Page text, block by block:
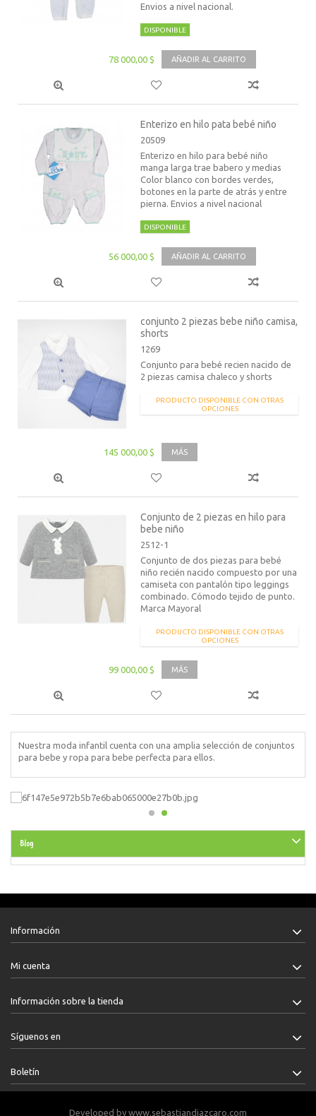
Envios a nivel nacional.
DISPONIBLE
78 000,00 $ AÑADIR AL CARRITO
Enterizo en hilo pata bebé niño
20509
Enterizo en hilo para bebé niño
manga larga trae babero y medias
Color blanco con bordes verdes,
botones en la parte de atrás y entre
pierna. Envios a nivel nacional
DISPONIBLE
56 000,00 $ AÑADIR AL CARRITO
conjunto 2 piezas bebe niño camisa,
shorts
1269
Conjunto para bebé recien nacido de
2 piezas camisa chaleco y shorts
PRODUCTO DISPONIBLE CON OTRAS
OPCIONES
145 000,00 $ MÁS
Conjunto de 2 piezas en hilo para
bebe niño
2512-1
Conjunto de dos piezas para bebé
niño recién nacido compuesto por una
camiseta con pantalón tipo leggings
combinado. Cómodo tejido de punto.
Marca Mayoral
PRODUCTO DISPONIBLE CON OTRAS
OPCIONES
99 000,00 $ MÁS
Nuestra moda infantil cuenta con una amplia selección de conjuntos
para bebe y ropa para bebe perfecta para ellos.
Blog
Información
Mi cuenta
Información sobre la tienda
Síguenos en
Boletín
Developed by www.sebastiandiazcaro.com